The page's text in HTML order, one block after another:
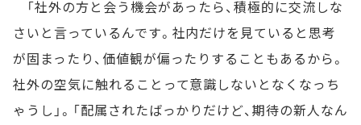
「社外の方と会う機会があったら、積極的に交流しな
さいと言っているんです。社内だけを見ていると思考
が固まったり、価値観が偏ったりすることもあるから。
社外の空気に触れることって意識しないとなくなっち
ゃうし」。「配属されたばっかりだけど、期待の新人なん